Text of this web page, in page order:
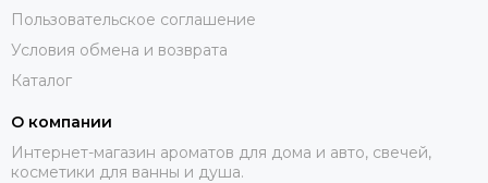
Пользовательское соглашение
Условия обмена и возврата
Каталог
О компании
Интернет-магазин ароматов для дома и авто, свечей,
косметики для ванны и душа.